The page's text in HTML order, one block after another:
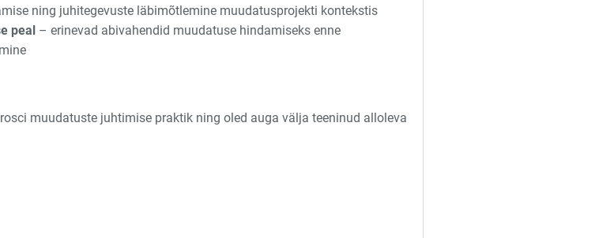
ning juhitegevuste läbimõtlemine muudatusprojekti kontekstis
peal – erinevad abivahendid muudatuse hindamiseks enne
muudatuste juhtimise praktik ning oled auga välja teeninud alloleva